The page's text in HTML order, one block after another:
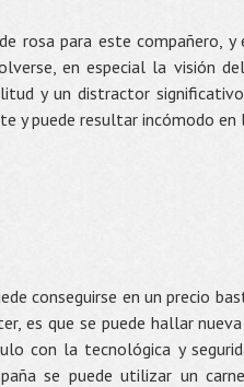
rosa para este compañero,
en especial la visión
y un distractor
y puede resultar incómodo en
conseguirse en un precio
es que se puede hallar
con la tecnológica y
se puede utilizar un